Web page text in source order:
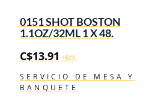
0151 SHOT BOSTON
1.1OZ/32ML 1 X 48.
C$13.91 +IVA
SERVICIO DE MESA Y
BANQUETE